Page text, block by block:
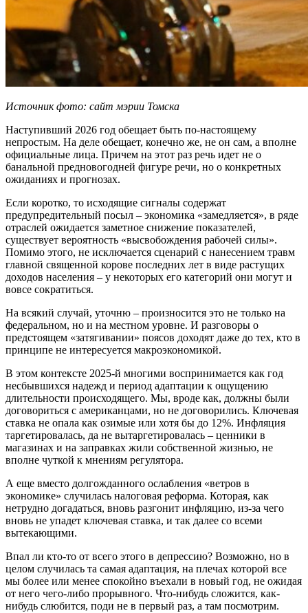
Источник фото: сайт мэрии Томска
Наступивший 2026 год обещает быть по-настоящему
непростым. На деле обещает, конечно же, не он сам, а вполне
официальные лица. Причем на этот раз речь идет не о
банальной предновогодней фигуре речи, но о конкретных
ожиданиях и прогнозах.
Если коротко, то исходящие сигналы содержат
предупредительный посыл – экономика «замедляется», в ряде
отраслей ожидается заметное снижение показателей,
существует вероятность «высвобождения рабочей силы».
Помимо этого, не исключается сценарий с нанесением травм
главной священной корове последних лет в виде растущих
доходов населения – у некоторых его категорий они могут и
вовсе сократиться.
На всякий случай, уточню – произносится это не только на
федеральном, но и на местном уровне. И разговоры о
предстоящем «затягивании» поясов доходят даже до тех, кто в
принципе не интересуется макроэкономикой.
В этом контексте 2025-й многими воспринимается как год
несбывшихся надежд и период адаптации к ощущению
длительности происходящего. Мы, вроде как, должны были
договориться с американцами, но не договорились. Ключевая
ставка не опала как озимые или хотя бы до 12%. Инфляция
таргетировалась, да не вытаргетировалась – ценники в
магазинах и на заправках жили собственной жизнью, не
вполне чуткой к мнениям регулятора.
А еще вместо долгожданного ослабления «ветров в
экономике» случилась налоговая реформа. Которая, как
нетрудно догадаться, вновь разгонит инфляцию, из-за чего
вновь не упадет ключевая ставка, и так далее со всеми
вытекающими.
Впал ли кто-то от всего этого в депрессию? Возможно, но в
целом случилась та самая адаптация, на плечах которой все
мы более или менее спокойно въехали в новый год, не ожидая
от него чего-либо прорывного. Что-нибудь сложится, как-
нибудь слюбится, поди не в первый раз, а там посмотрим.